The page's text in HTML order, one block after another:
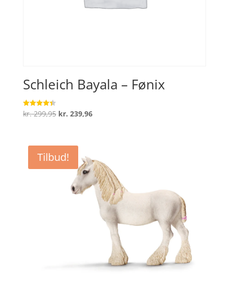
Schleich Bayala – Fønix
Vurderet
4.4
kr.299,95 Den
var:
kr. 299,95.
kr. 239,96Den
kr. 239,96.
Tilbud!